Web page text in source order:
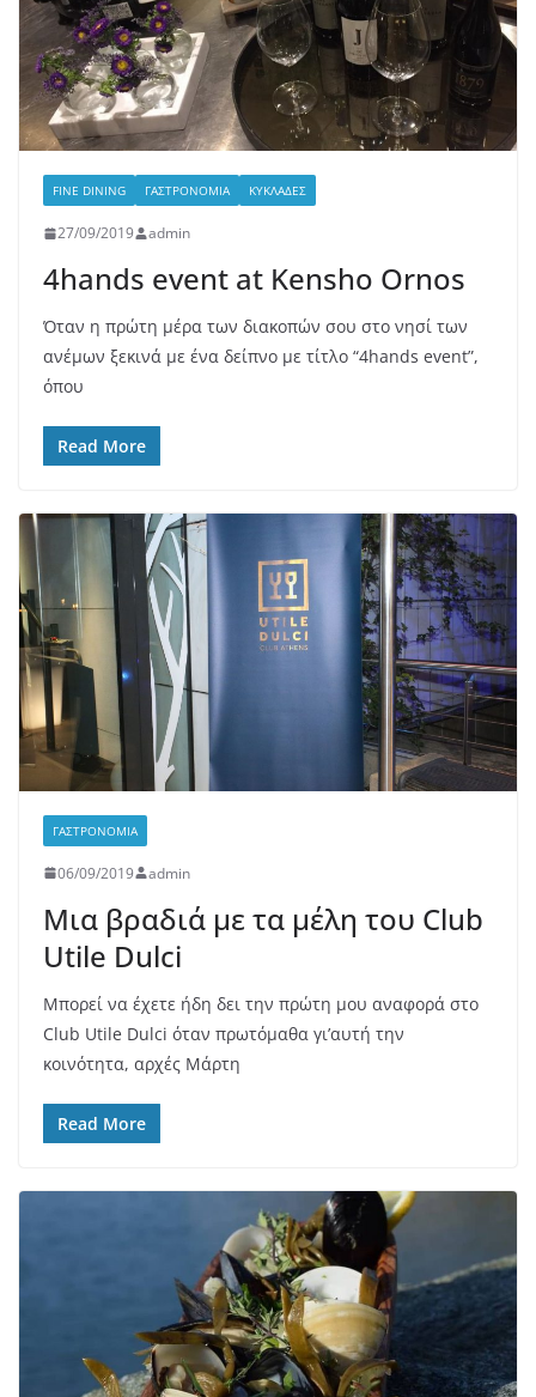
FINE DINING ΓΑΣΤΡΟΝΟΜΊΑ ΚΥΚΛΆΔΕΣ
27/09/2019 admin
4hands event at Kensho Ornos
Όταν η πρώτη μέρα των διακοπών σου στο νησί των
ανέμων ξεκινά με ένα δείπνο με τίτλο “4hands event”,
όπου
Read More
ΓΑΣΤΡΟΝΟΜΊΑ
06/09/2019 admin
Μια βραδιά με τα μέλη του Club
Utile Dulci
Μπορεί να έχετε ήδη δει την πρώτη μου αναφορά στο
Club Utile Dulci όταν πρωτόμαθα γι’αυτή την
κοινότητα, αρχές Μάρτη
Read More